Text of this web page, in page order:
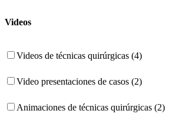
Videos
Videos de técnicas quirúrgicas (4)
Video presentaciones de casos (2)
Animaciones de técnicas quirúrgicas (2)